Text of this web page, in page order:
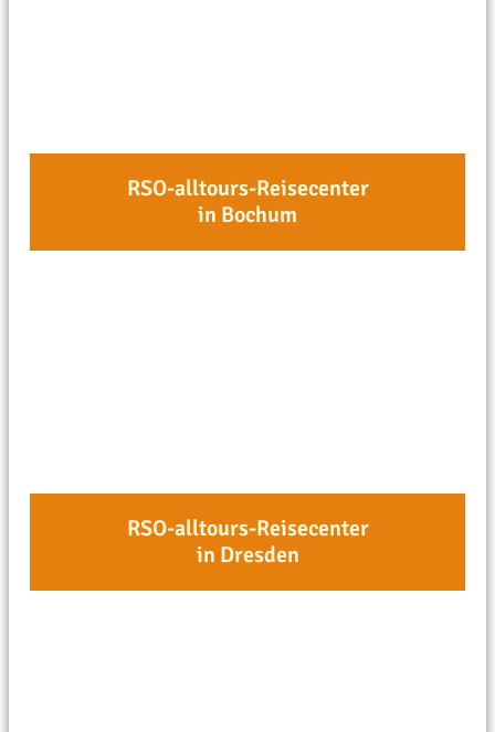
RSO-alltours-Reisecenter
in Bochum
RSO-alltours-Reisecenter
in Dresden